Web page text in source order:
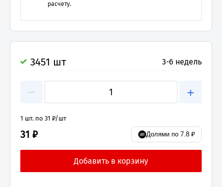
расчету.
3451 шт 3-6 недель
− +
1 шт. по 31 ₽/шт
31 ₽ Долями по 7.8 ₽